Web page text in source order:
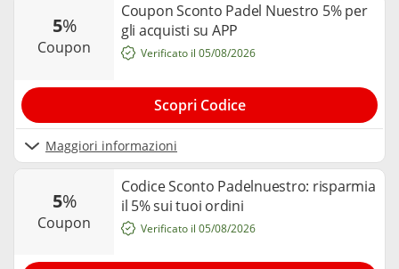
5%
coupon
Coupon Sconto Padel Nuestro 5% per
gli acquisti su APP
Maggiori informazioni
Verificato il 05/08/2026
Scopri Codice
5%
coupon
Codice Sconto Padelnuestro: risparmia
il 5% sui tuoi ordini
Verificato il 05/08/2026